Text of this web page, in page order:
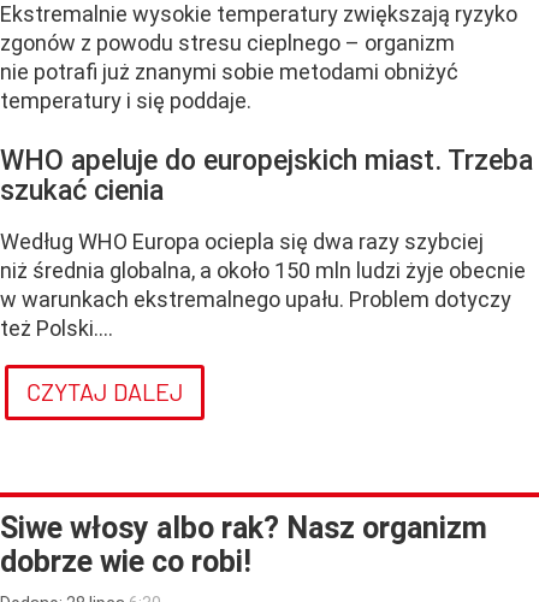
Ekstremalnie wysokie temperatury zwiększają ryzyko
zgonów z powodu stresu cieplnego – organizm
nie potrafi już znanymi sobie metodami obniżyć
temperatury i się poddaje.
WHO apeluje do europejskich miast. Trzeba
szukać cienia
Według WHO Europa ociepla się dwa razy szybciej
niż średnia globalna, a około 150 mln ludzi żyje obecnie
w warunkach ekstremalnego upału. Problem dotyczy
też Polski....
CZYTAJ DALEJ
Siwe włosy albo rak? Nasz organizm
dobrze wie co robi!